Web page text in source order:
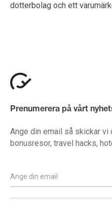
dotterbolag och ett
Prenumerera på vårt
Ange din email så skickar
bonusresor, travel hacks,